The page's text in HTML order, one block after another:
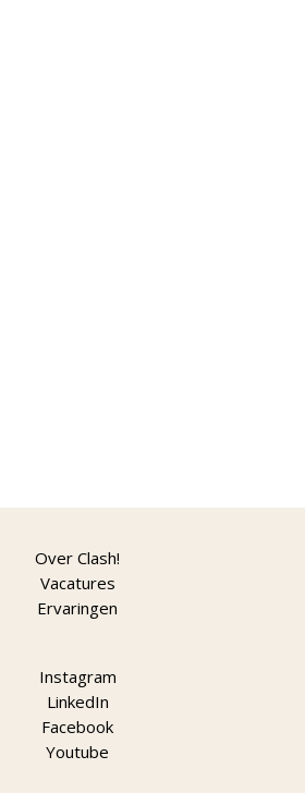
Over Clash!
Vacatures
Ervaringen
Instagram
LinkedIn
Facebook
Youtube